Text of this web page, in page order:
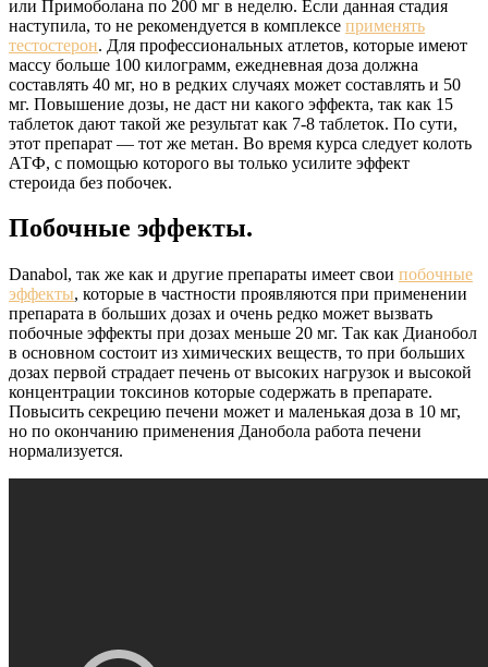
или Примоболана по 200 мг в неделю. Если данная стадия
наступила, то не рекомендуется в комплексе применять
тестостерон. Для профессиональных атлетов, которые имеют
массу больше 100 килограмм, ежедневная доза должна
составлять 40 мг, но в редких случаях может составлять и 50
мг. Повышение дозы, не даст ни какого эффекта, так как 15
таблеток дают такой же результат как 7-8 таблеток. По сути,
этот препарат — тот же метан. Во время курса следует колоть
АТФ, с помощью которого вы только усилите эффект
стероида без побочек.
Побочные эффекты.
Danabol, так же как и другие препараты имеет свои побочные
эффекты, которые в частности проявляются при применении
препарата в больших дозах и очень редко может вызвать
побочные эффекты при дозах меньше 20 мг. Так как Дианобол
в основном состоит из химических веществ, то при больших
дозах первой страдает печень от высоких нагрузок и высокой
концентрации токсинов которые содержать в препарате.
Повысить секрецию печени может и маленькая доза в 10 мг,
но по окончанию применения Данобола работа печени
нормализуется.